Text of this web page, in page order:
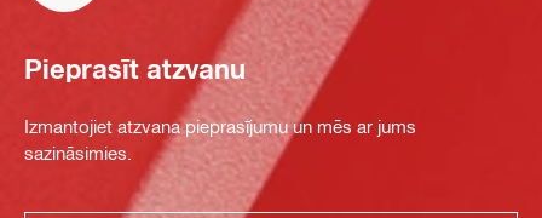
Pieprasīt atzvanu
Izmantojiet atzvana pieprasījumu un mēs ar jums
sazināsimies.